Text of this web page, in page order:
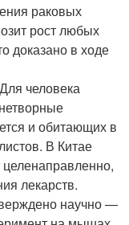
раковых
рост любых
доказано в ходе
человека
и обитающих в
В Китае
лекарств.
научно —